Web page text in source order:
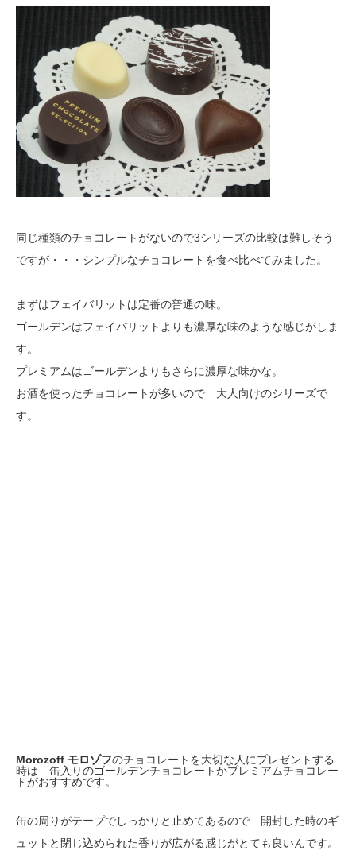
同じ種類のチョコレートがないので3シリーズの比較は難しそう
ですが・・・シンプルなチョコレートを食べ比べてみました。
まずはフェイバリットは定番の普通の味。
ゴールデンはフェイバリットよりも濃厚な味のような感じがしま
す。
プレミアムはゴールデンよりもさらに濃厚な味かな。
お酒を使ったチョコレートが多いので 大人向けのシリーズで
す。
Morozoff モロゾフのチョコレートを大切な人にプレゼントする
時は 缶入りのゴールデンチョコレートかプレミアムチョコレー
トがおすすめです。
缶の周りがテープでしっかりと止めてあるので 開封した時のギ
ュットと閉じ込められた香りが広がる感じがとても良いんです。